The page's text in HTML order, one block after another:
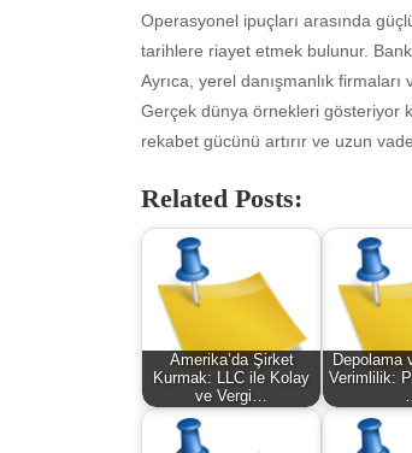
Operasyonel ipuçları arasında
tarihlere riayet etmek bulunur.
Ayrıca, yerel danışmanlık
Gerçek dünya örnekleri gösteriyor
rekabet gücünü artırır ve uzun
Related Posts:
Amerika’da Şirket
Kurmak: LLC ile Kolay
ve Vergi…
Depolama
Verimlilik:
September 2025
August 2025
July 2025
June 2025
May 2025
March 2025
February 2025
January 2025
December 2024
November 2024
October 2024
September 2024
August 2024
July 2024